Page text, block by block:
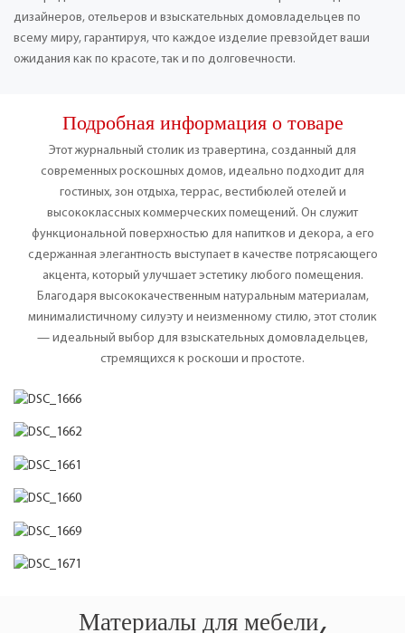
дизайнеров, отельеров и взыскательных домовладельцев по
всему миру, гарантируя, что каждое изделие превзойдет ваши
ожидания как по красоте, так и по долговечности.
Подробная информация о товаре
Этот журнальный столик из травертина, созданный для
современных роскошных домов, идеально подходит для
гостиных, зон отдыха, террас, вестибюлей отелей и
высококлассных коммерческих помещений. Он служит
функциональной поверхностью для напитков и декора, а его
сдержанная элегантность выступает в качестве потрясающего
акцента, который улучшает эстетику любого помещения.
Благодаря высококачественным натуральным материалам,
минималистичному силуэту и неизменному стилю, этот столик
— идеальный выбор для взыскательных домовладельцев,
стремящихся к роскоши и простоте.
Материалы для мебели,